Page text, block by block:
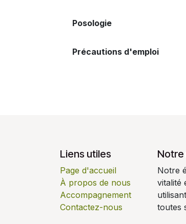
Posologie
Précautions d'emploi
Liens utiles
Page d'accueil
À propos de nous
Accompagnement
Contactez-nous
Notre
Notre
vitalité
toutes